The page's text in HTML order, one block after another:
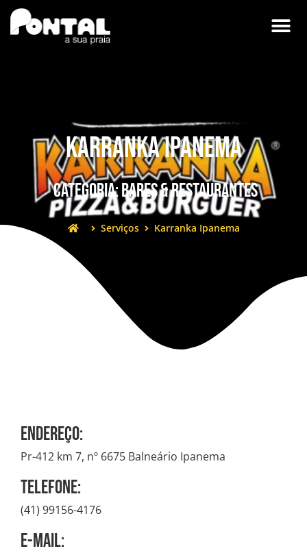
Karranka Ipanema
Categoria:Bares & Restaurantes
Serviços Karranka Ipanema
Endereço:
Pr-412 km 7, nº 6675 Balneário Ipanema
Telefone:
(41) 99156-4176
E-mail: